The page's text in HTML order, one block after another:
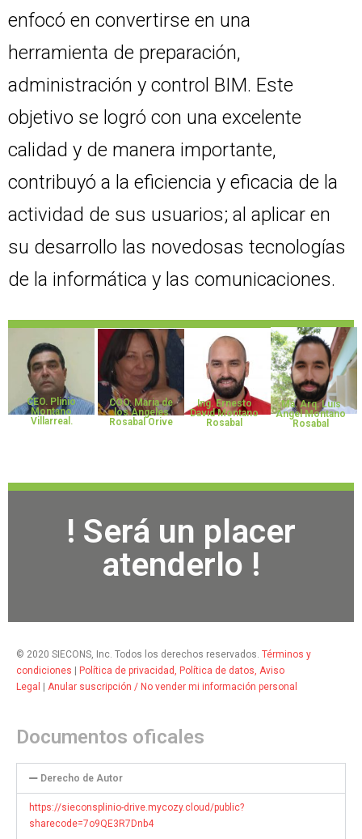
enfocó en convertirse en una
herramienta de preparación,
administración y control BIM. Este
objetivo se logró con una excelente
calidad y de manera importante,
contribuyó a la eficiencia y eficacia de la
actividad de sus usuarios; al aplicar en
su desarrollo las novedosas tecnologías
de la informática y las comunicaciones.
CEO. Plinio
Montano
Villarreal.​
COO. Maria de
los Angeles
Rosabal Orive​
Ing. Ernesto
David Montano
Rosabal​
Ma. Arq. Luis
Angel Montano
Rosabal
! Será un placer
atenderlo !
© 2020 SIECONS, Inc. Todos los derechos reservados. Términos y
condiciones
Política de privacidad, Política de datos, Aviso
Legal
Anular suscripción / No vender mi información personal
Documentos oficales
Derecho de Autor
https://sieconsplinio-drive.mycozy.cloud/public?
sharecode=7o9QE3R7Dnb4